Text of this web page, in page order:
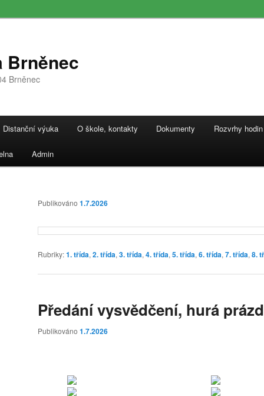
Brněnec
Brněnec
Distanční výuka O škole, kontakty Dokumenty Rozvrhy hodin
Admin
Publikováno 1.7.2026
Rubriky:1. třída, 2. třída, 3. třída, 4. třída, 5. třída, 6. třída, 7. třída, 8.
Předání vysvědčení, hurá
Publikováno 1.7.2026